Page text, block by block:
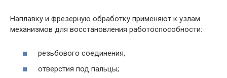
Наплавку и фрезерную обработку применяют к узлам
механизмов для восстановления работоспособности:
резьбового соединения,
отверстия под пальцы;